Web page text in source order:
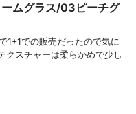
ムグラス/03ピーチグ
1+1での販売だったので気に
クスチャーは柔らかめで少し